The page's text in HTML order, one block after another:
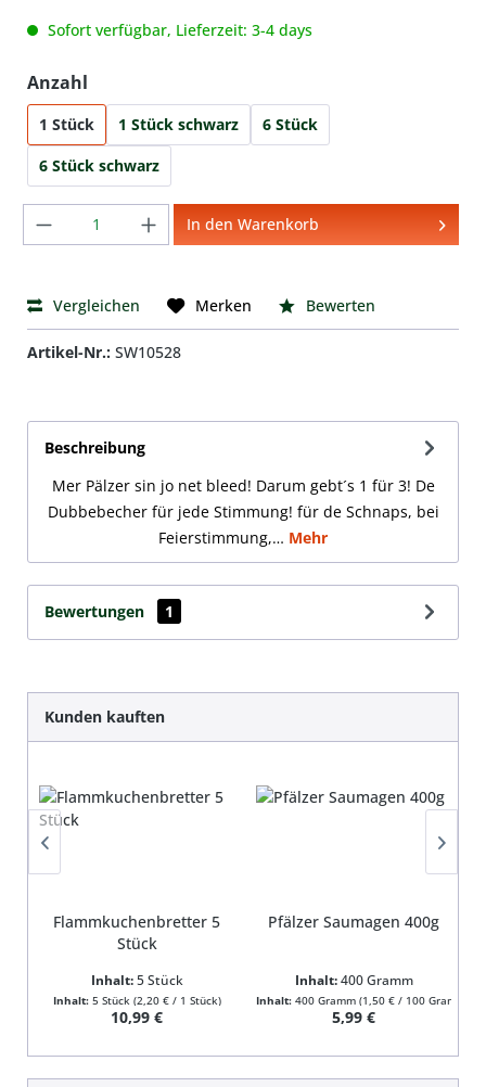
Sofort verfügbar, Lieferzeit: 3-4 days
Anzahl
1 Stück 1 Stück schwarz
6 Stück
6 Stück schwarz
Produkt Anzahl: Gib den
In den Warenkorb
Vergleichen Merken Bewerten
Artikel-Nr.: SW10528
Beschreibung
Mer Pälzer sin jo net bleed! Darum gebt´s 1 für 3! De
Dubbebecher für jede Stimmung! für de Schnaps, bei
Feierstimmung,… Mehr
Bewertungen 1
Kunden kauften
Flammkuchenbretter 5
Stück
Inhalt:5 Stück
Inhalt: 5 Stück (2,20 € / 1 Stück)
Regulärer Preis:
10,99 €
Pfälzer Saumagen 400g
Inhalt:400 Gramm
Inhalt: 400 Gramm (1,50 € / 100 Gramm)
Regulärer Preis:
5,99 €